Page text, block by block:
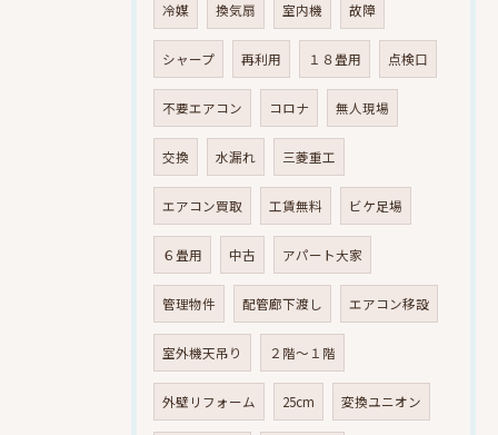
冷媒 換気扇 室内機 故障
シャープ 再利用 １８畳用 点検口
不要エアコン コロナ 無人現場
交換 水漏れ 三菱重工
エアコン買取 工賃無料 ビケ足場
６畳用 中古 アパート大家
管理物件 配管廊下渡し エアコン移設
室外機天吊り ２階～１階
外壁リフォーム 25cm 変換ユニオン